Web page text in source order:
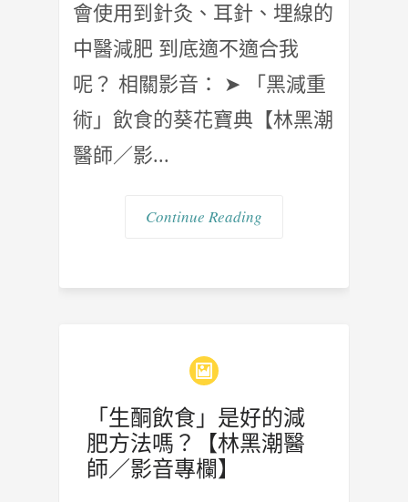
會使用到針灸、耳針、埋線的
中醫減肥 到底適不適合我
呢？ 相關影音： ➤ 「黑減重
術」飲食的葵花寶典【林黑潮
醫師／影...
Continue Reading
「生酮飲食」是好的減
肥方法嗎？【林黑潮醫
師／影音專欄】